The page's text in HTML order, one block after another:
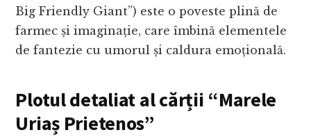
Big Friendly Giant”) este o poveste plină de
farmec și imaginație, care îmbină elementele
de fantezie cu umorul și caldura emoțională.
Plotul detaliat al cărții “Marele
Uriaș Prietenos”